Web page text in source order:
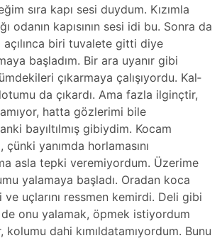
sıra kapı sesi duydum. Kızımla
odanın kapısının sesi idi bu. Sonra da
açılınca biri tuvalete gitti diye
başladım. Bir ara uyanır gibi
çıkarmaya çalışıyordu. Kal­
da çıkardı. Ama fazla ilginçtir,
hat­ta gözlerimi bile
bayıltılmış gibiydim. Kocam
çünki yanımda horlamasını
asla tepki veremiyordum. Üz­erime
yalamaya başladı. Oradan koca
uçlarını ressmen kemirdi. Deli gibi
de onu yalamak, öpmek istiyordum
kolum­u dahi kımıldatamıyord­um. Bunu